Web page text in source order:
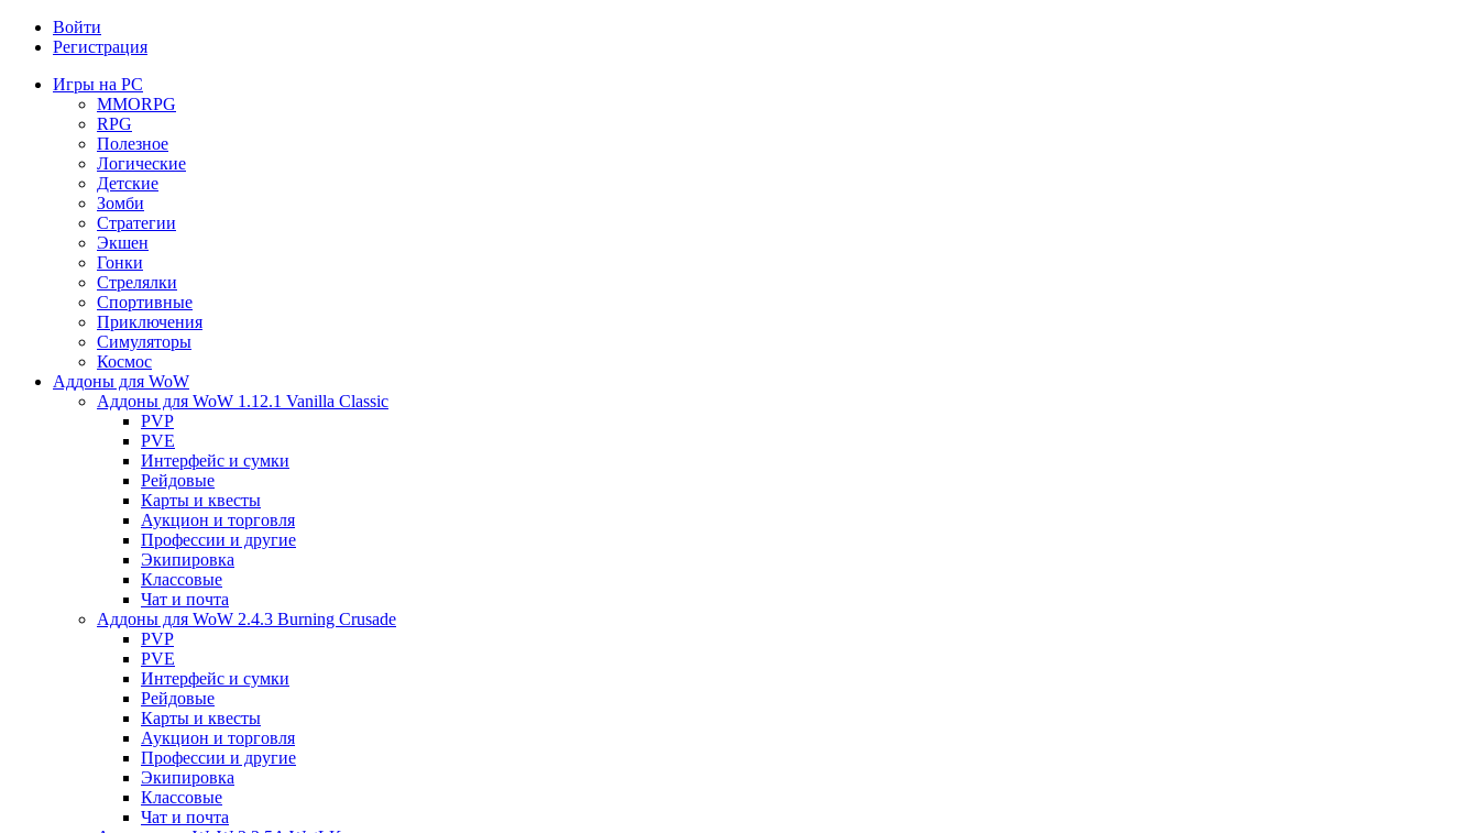
Войти
Регистрация
Игры на PC
MMORPG
RPG
Полезное
Логические
Детские
Зомби
Стратегии
Экшен
Гонки
Стрелялки
Спортивные
Приключения
Симуляторы
Космос
Аддоны для WoW
Аддоны для WoW 1.12.1 Vanilla Classic
PVP
PVE
Интерфейс и сумки
Рейдовые
Карты и квесты
Аукцион и торговля
Профессии и другие
Экипировка
Классовые
Чат и почта
Аддоны для WoW 2.4.3 Burning Crusade
PVP
PVE
Интерфейс и сумки
Рейдовые
Карты и квесты
Аукцион и торговля
Профессии и другие
Экипировка
Классовые
Чат и почта